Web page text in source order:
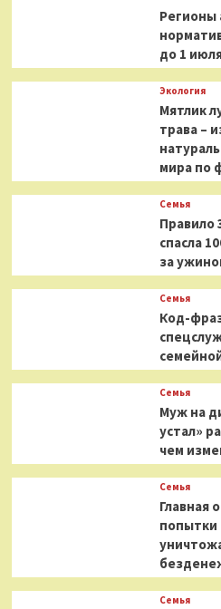
Регионы
до 1
Экология
Мятлик
трава –
мира по
Семья
Правило
спасла
за
Семья
Код-
Семья
Муж на
устал»
чем
Семья
Главная
попытки
Семья